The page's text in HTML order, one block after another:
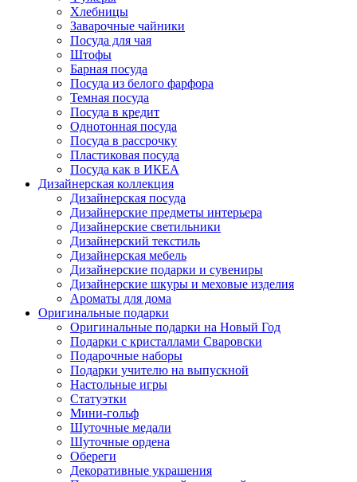
Хлебницы
Заварочные чайники
Посуда для чая
Штофы
Барная посуда
Посуда из белого фарфора
Темная посуда
Посуда в кредит
Однотонная посуда
Посуда в рассрочку
Пластиковая посуда
Посуда как в ИКЕА
Дизайнерская коллекция
Дизайнерская посуда
Дизайнерские предметы интерьера
Дизайнерские светильники
Дизайнерский текстиль
Дизайнерская мебель
Дизайнерские подарки и сувениры
Дизайнерские шкуры и меховые изделия
Ароматы для дома
Оригинальные подарки
Оригинальные подарки на Новый Год
Подарки с кристаллами Сваровски
Подарочные наборы
Подарки учителю на выпускной
Настольные игры
Статуэтки
Мини-гольф
Шуточные медали
Шуточные ордена
Обереги
Декоративные украшения